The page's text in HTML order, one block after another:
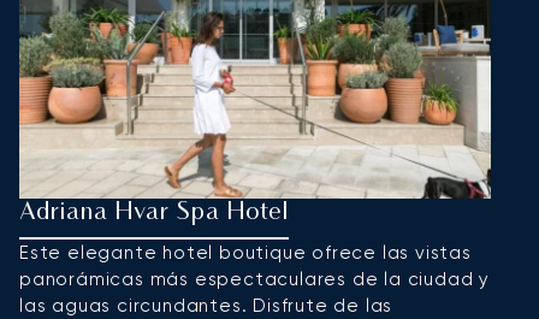
Adriana Hvar Spa Hotel
Este elegante hotel boutique ofrece las vistas
panorámicas más espectaculares de la ciudad y
las aguas circundantes. Disfrute de las